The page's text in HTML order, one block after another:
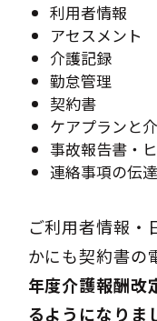
利用者情報
アセスメント
介護記録
勤怠管理
契約書
ケアプランと
事故報告書・
連絡事項の伝達
ご利用者情報・
かにも契約書の
年度介護報酬改
るようになりま